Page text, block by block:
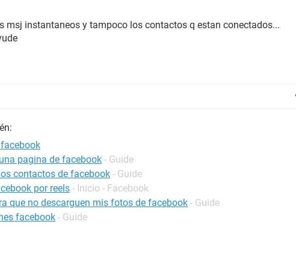
msj instantaneos y tampoco los contactos q estan conectados...
pagina de facebook - Guide
contactos de facebook - Guide
por reels - Inicio - Facebook
que no descarguen mis fotos de facebook - Guide
facebook - Guide